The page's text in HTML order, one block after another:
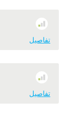
تفاصيل
تفاصيل